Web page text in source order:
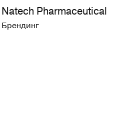
Natech Pharmaceutical
Брендинг